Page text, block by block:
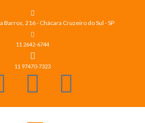
Barros, 216 - Chácara Cruzeiro do Sul - SP
11 2642-6744
11 97470-7323